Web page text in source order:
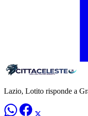
Lazio, Lotito risponde a